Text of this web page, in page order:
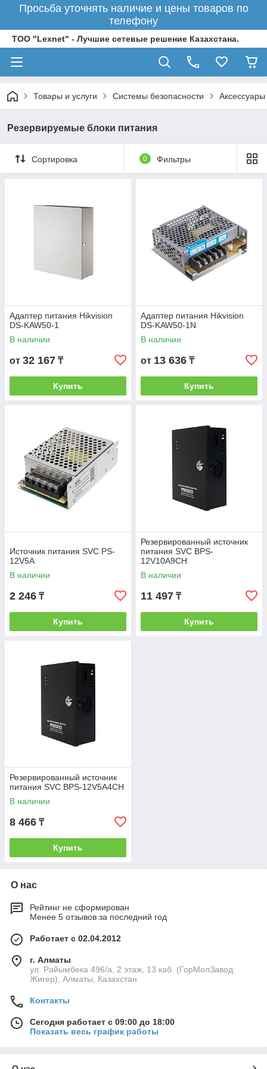
Просьба уточнять наличие и цены товаров по
телефону
ТОО "Lexnet" - Лучшие сетевые решение Казахстана.
Товары и услуги Системы безопасности Аксессуары
Резервируемые блоки питания
Сортировка 0 Фильтры
Адаптер питания Hikvision
DS-KAW50-1
В наличии
от 32 167 ₸
Купить
Адаптер питания Hikvision
DS-KAW50-1N
В наличии
от 13 636 ₸
Купить
Источник питания SVC PS-
12V5A
В наличии
2 246 ₸
Купить
Резервированный источник
питания SVC BPS-
12V10A9CH
В наличии
11 497 ₸
Купить
Резервированный источник
питания SVC BPS-12V5A4CH
В наличии
8 466 ₸
Купить
О нас
Рейтинг не сформирован
Менее 5 отзывов за последний год
Работает с 02.04.2012
г. Алматы
ул. Райымбека 496/а, 2 этаж, 13 каб. (ГорМолЗавод
Жигер), Алматы, Казахстан
Контакты
Сегодня работает с 09:00 до 18:00
Показать весь график работы